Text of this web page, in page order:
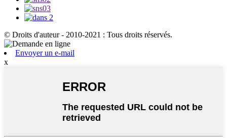
© Droits d'auteur - 2010-2021 : Tous droits réservés.
Envoyer un e-mail
x